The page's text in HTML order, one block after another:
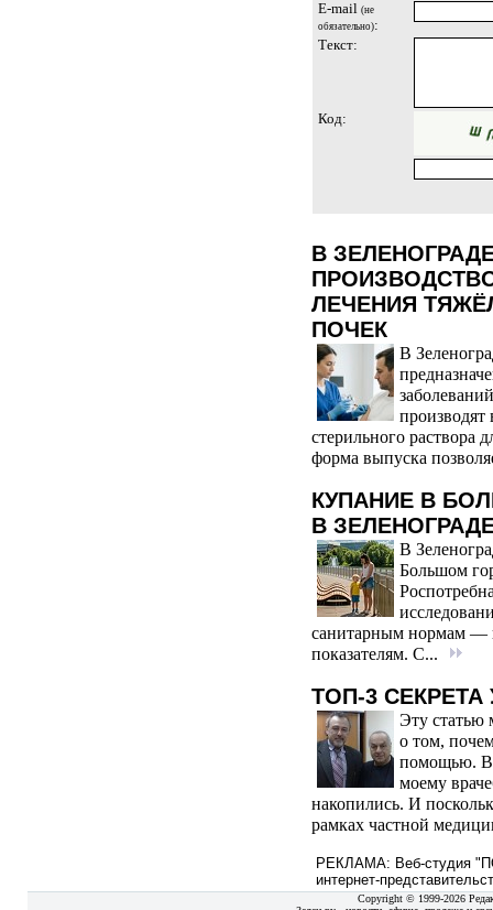
E-mail (не
обязательно):
Текст:
Код:
В
ЛЕЧЕНИЯ
ПОЧЕК
В
стерильного раствора
форма выпуска
КУПАНИЕ В
В
В
Большом
санитарным нормам —
показателям. С...
ТОП-3
Эту статью
о том,
помощью. В
моему
накопились. И
рамках частной
РЕКЛАМА: Веб-студия
интернет-
Copyright © 1999-2026